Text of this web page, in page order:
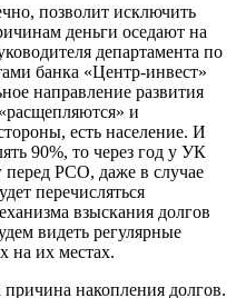
позволит исключить
деньги оседают на
департамента по
банка «Центр-инвест»
направление развития
и
есть население. И
90%, то через год у УК
перед РСО, даже в случае
перечисляться
взыскания долгов
видеть регулярные
на их местах.
накопления долгов.